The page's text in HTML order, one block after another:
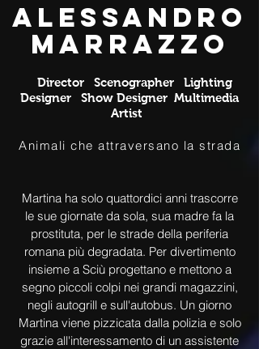
Alessandro
Marrazzo
Director Scenographer Lighting
Designer Show Designer Multimedia
Artist
Animali che attraversano la strada
Martina ha solo quattordici anni trascorre
le sue giornate da sola, sua madre fa la
prostituta, per le strade della periferia
romana più degradata. Per divertimento
insieme a Sciù progettano e mettono a
segno piccoli colpi nei grandi magazzini,
negli autogrill e sull'autobus. Un giorno
Martina viene pizzicata dalla polizia e solo
grazie all'interessamento di un assistente